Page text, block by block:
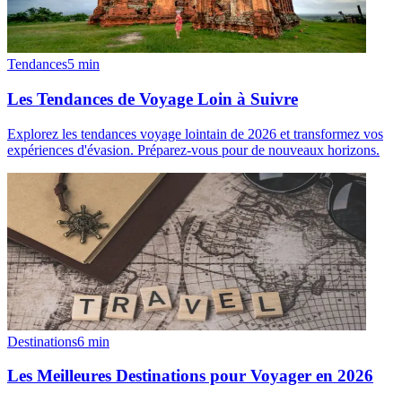
Tendances5 min
Les Tendances de Voyage Loin à Suivre
Explorez les tendances voyage lointain de 2026 et transformez vos
expériences d'évasion. Préparez-vous pour de nouveaux horizons.
Destinations6 min
Les Meilleures Destinations pour Voyager en 2026